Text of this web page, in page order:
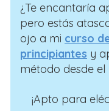
¿Te encantaría
pero estás
ojo a mi curso
principiantes y
método desde
¡Apto para